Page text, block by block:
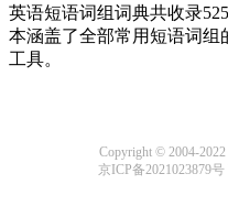
英语短语词组词典共收录
本涵盖了全部常用短语词组
工具。
Copyright © 2004-2022
京ICP备2021023879号